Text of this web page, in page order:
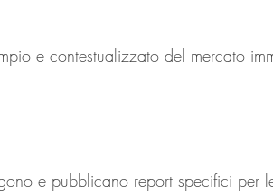
e contestualizzato del mercato
e pubblicano report specifici per